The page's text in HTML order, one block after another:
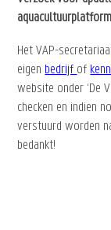
aquacultuurplatform
Het VAP-
eigen bedrijf of
website onder ‘De
checken en indien
verstuurd worden
bedankt!